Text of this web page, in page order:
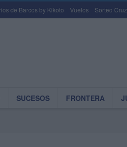
de Barcos by Kikoto Vuelos Sorteo
SUCESOS FRONTERA